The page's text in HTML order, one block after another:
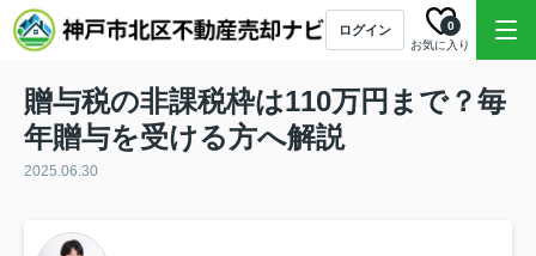
ログイン
お気に入り
0
贈与税の非課税枠は110万円まで？毎
年贈与を受ける方へ解説
2025.06.30